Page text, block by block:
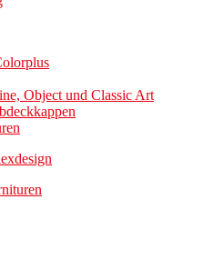
Object und Classic Art